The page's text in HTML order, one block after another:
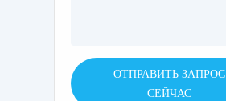
ОТПРАВИТЬ ЗАПРОС
СЕЙЧАС